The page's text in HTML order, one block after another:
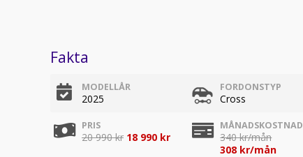
Fakta
MODELLÅR
2025
FORDONSTYP
Cross
PRIS
20 990 kr 18 990 kr
MÅNADSKOSTNAD
340 kr/mån
308 kr/mån